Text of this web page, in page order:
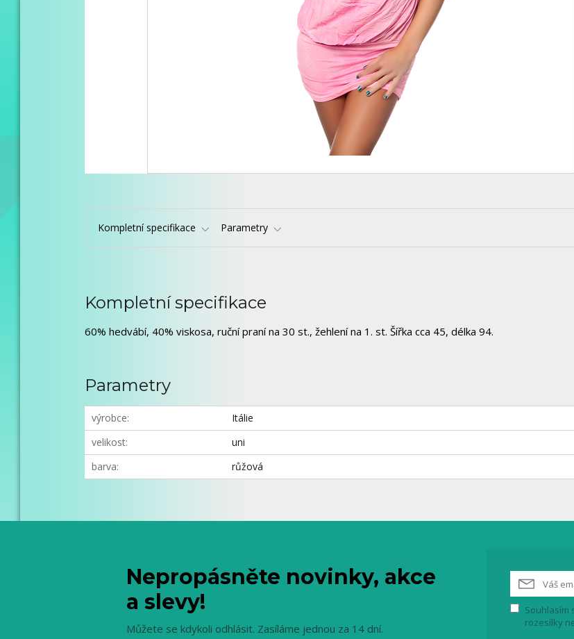
Kompletní specifikace Parametry
Kompletní specifikace
60% hedvábí, 40% viskosa, ruční praní na 30 st., žehlení na 1. st. Šířka cca 45, délka 94.
Parametry
výrobce
Itálie
velikost
uni
barva
růžová
Nepropásněte novinky, akce
a slevy!
Můžete se kdykoli odhlásit. Zasíláme jednou za 14 dní.
Souhlasím
rozesílky